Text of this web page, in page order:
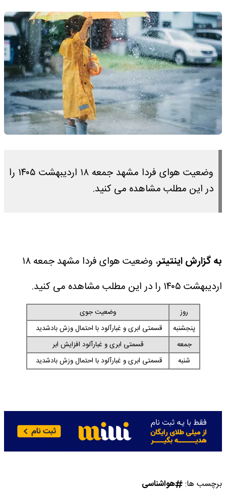
وضعیت هوای فردا مشهد جمعه ۱۸ اردیبهشت ۱۴۰۵ را
در این مطلب مشاهده می کنید.
به گزارش اینتیتر
، وضعیت هوای فردا مشهد جمعه ۱۸
اردیبهشت ۱۴۰۵ را در این مطلب مشاهده می کنید.
روز
وضعیت جوی
پنجشنبه
قسمتی ابری و غبارآلود با احتمال وزش بادشدید
جمعه
قسمتی ابری و غبارآلود افزایش ابر
شنبه
قسمتی ابری و غبارآلود با احتمال وزش بادشدید
برچسب ها: هواشناسی